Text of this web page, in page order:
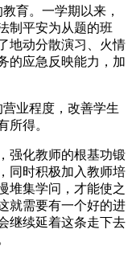
育。一学期以来，
制平安为从题的班
地动分散演习、火情
的应急反映能力，加
业程度，改善学生
所得。
化教师的根基功锻
同时积极加入教师培
堆集学问，才能使之
就需要有一个好的进
继续延着这条走下去